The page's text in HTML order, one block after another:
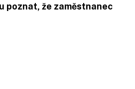
poznat, že zaměstnanec